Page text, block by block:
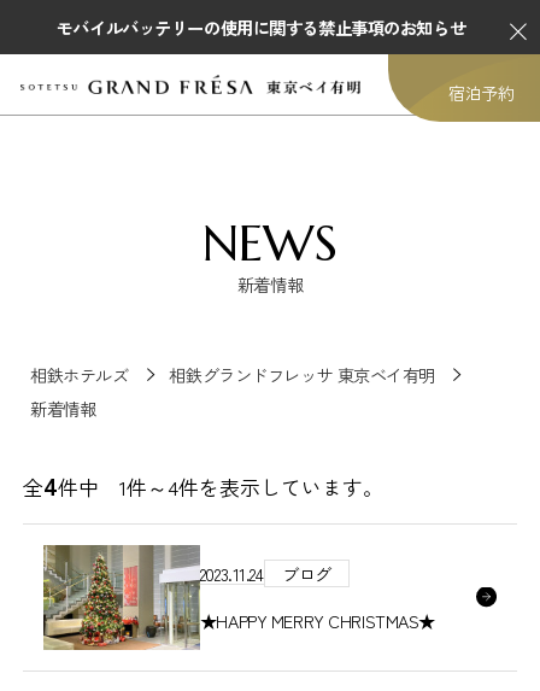
モバイルバッテリーの使用に関する禁止事項のお知らせ
宿泊予約
NEWS
新着情報
相鉄ホテルズ
相鉄グランドフレッサ 東京ベイ有明
新着情報
全4件中 1件～4件を表示しています。
2023.11.24
ブログ
★HAPPY MERRY CHRISTMAS★